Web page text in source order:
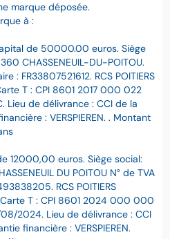
marque déposée.
à :
de 50000.00 euros. Siège
CHASSENEUIL-DU-POITOU.
: FR33807521612. RCS POITIERS
T : CPI 8601 2017 000 022
Lieu de délivrance : CCI de la
: VERSPIEREN. . Montant
12000,00 euros. Siège social:
DU POITOU N° de TVA
RCS POITIERS
T : CPI 8601 2024 000 000
2024. Lieu de délivrance : CCI
financière : VERSPIEREN.